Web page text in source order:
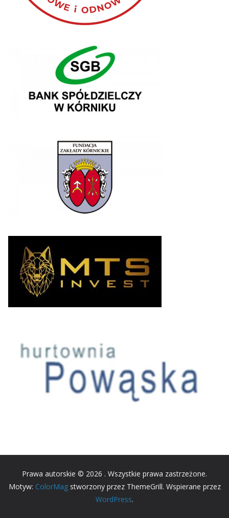
Prawa autorskie © 2026 . Wszystkie prawa zastrzeżone.
Motyw: ColorMagstworzony przez ThemeGrill. Wspierane przez
WordPress.